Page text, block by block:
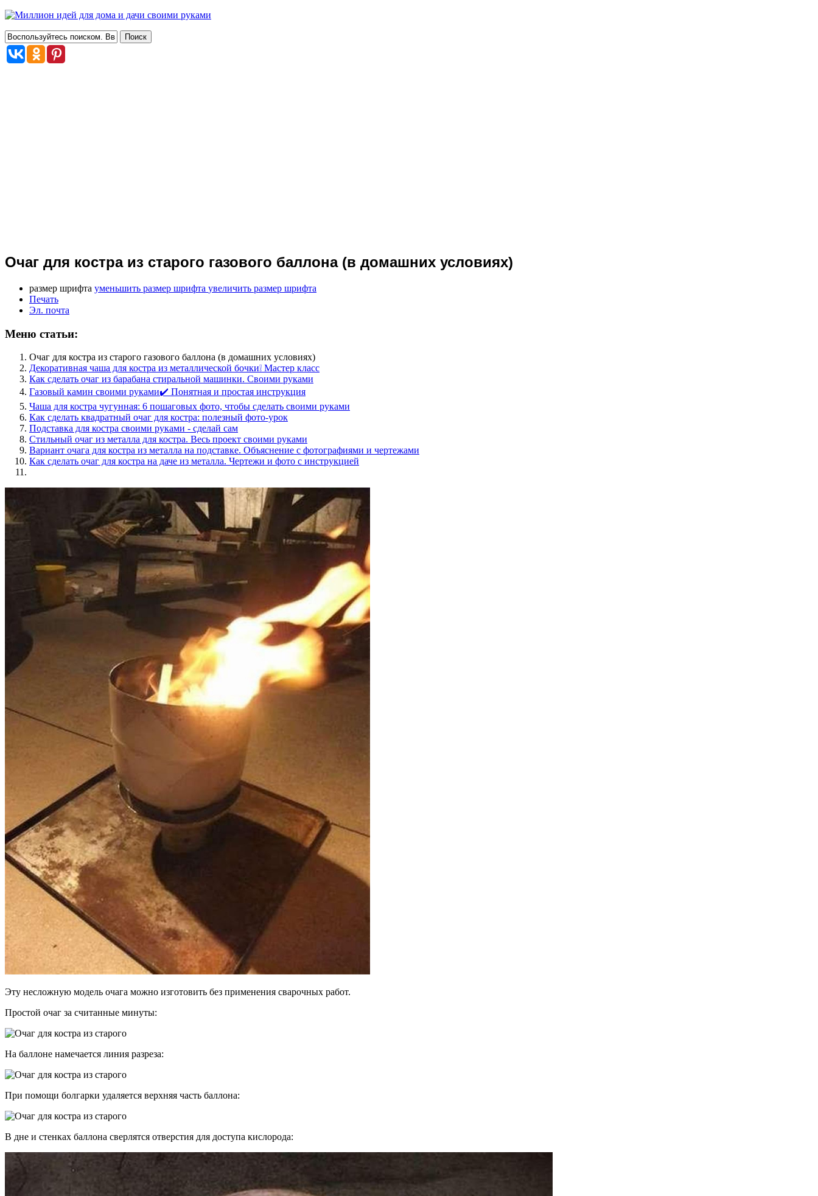
Очаг для костра из старого газового баллона (в домашних условиях)
размер шрифта уменьшить размер шрифта увеличить размер шрифта
Печать
Эл. почта
Меню статьи:
Очаг для костра из старого газового баллона (в домашних условиях)
Декоративная чаша для костра из металлической бочки❕ Мастер класс
Как сделать очаг из барабана стиральной машинки. Своими руками
Газовый камин своими руками✔️ Понятная и простая инструкция
Чаша для костра чугунная: 6 пошаговых фото, чтобы сделать своими руками
Как сделать квадратный очаг для костра: полезный фото-урок
Подставка для костра своими руками - сделай сам
Стильный очаг из металла для костра. Весь проект своими руками
Вариант очага для костра из металла на подставке. Объяснение с фотографиями и чертежами
Как сделать очаг для костра на даче из металла. Чертежи и фото с инструкцией
Эту несложную модель очага можно изготовить без применения сварочных работ.
Простой очаг за считанные минуты:
На баллоне намечается линия разреза:
При помощи болгарки удаляется верхняя часть баллона:
В дне и стенках баллона сверлятся отверстия для доступа кислорода: